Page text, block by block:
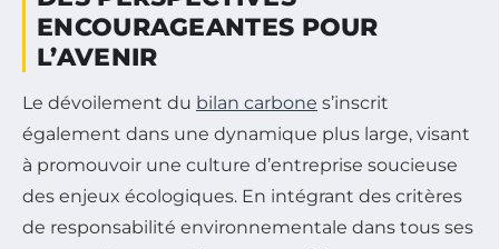
ENCOURAGEANTES POUR
L’AVENIR
Le dévoilement du bilan carbone s’inscrit
également dans une dynamique plus large, visant
à promouvoir une culture d’entreprise soucieuse
des enjeux écologiques. En intégrant des critères
de responsabilité environnementale dans tous ses